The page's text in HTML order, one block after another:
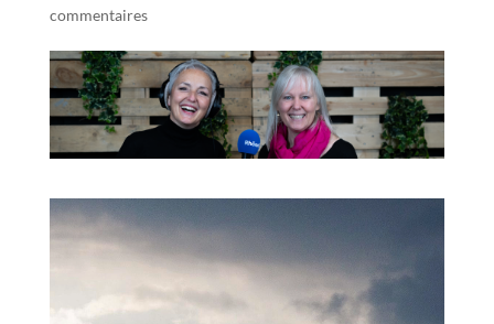
commentaires
Lecteur